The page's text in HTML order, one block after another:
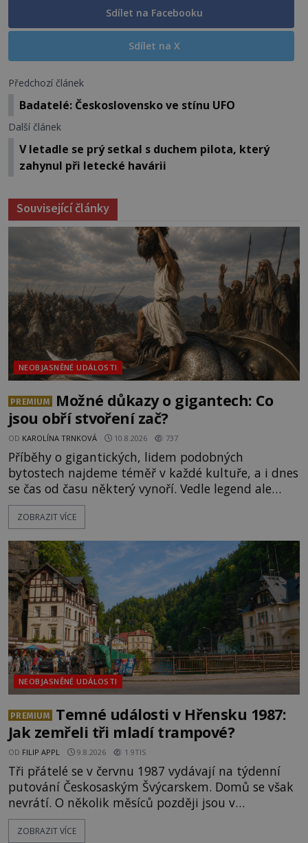
Sdílet na Facebooku
Sdílet na X
Předchozí článek
Badatelé: Československo ve stínu UFO
Další článek
V letadle se prý setkal s duchem pilota, který
zahynul při letecké havárii
Související články
NEOBJASNĚNÉ UDÁLOSTI
PREMIUM
Možné důkazy o gigantech: Co
jsou obří stvoření zač?
OD KAROLÍNA TRNKOVÁ 10.8.2026 737
Příběhy o gigantických, lidem podobných
bytostech najdeme téměř v každé kultuře, a i dnes
se čas od času některý vynoří. Vedle legend ale
existuje také mnoho artefaktů, staveb či dokonce
očitých svědectví, které údajně dokazují, že obři
Prozkoumejte je společně s ENIGMOU! [gallery
ZOBRAZIT VÍCE
NEOBJASNĚNÉ UDÁLOSTI
PREMIUM
Temné události v Hřensku 1987:
Jak zemřeli tři mladí trampové?
OD FILIP APPL 9.8.2026 1.9TIS
Tři přátelé se v červnu 1987 vydávají na týdenní
putování Českosaským Švýcarskem. Domů se však
nevrátí. O několik měsíců později jsou v
nepřístupných skalách u Hřenska nalezeny jejich
kostry – a s nimi stopy, které se jen obtížně slučují
ZOBRAZIT VÍCE